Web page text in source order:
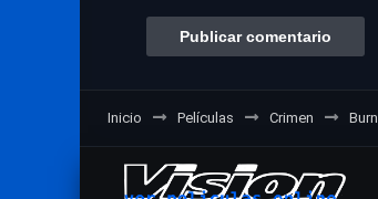
Inicio Películas Crimen Burn